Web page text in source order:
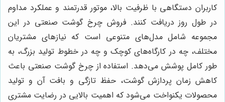
کاربران دستگاهی با ظرفیت بالا، موتور قدرتمند و عملکرد مداوم
در طول روز دریافت کنند. فروش چرخ گوشت صنعتی در این
مجموعه شامل مدل‌های متنوعی است که نیازهای مشتریان
مختلف، چه در کارگاه‌های کوچک و چه در خطوط تولید بزرگ، به
طور کامل پوشش می‌دهد. استفاده از چرخ گوشت صنعتی باعث
کاهش زمان پردازش گوشت، حفظ تازگی و بافت آن و تولید
محصولات یکنواخت می‌شود که اهمیت بالایی در رضایت مشتری